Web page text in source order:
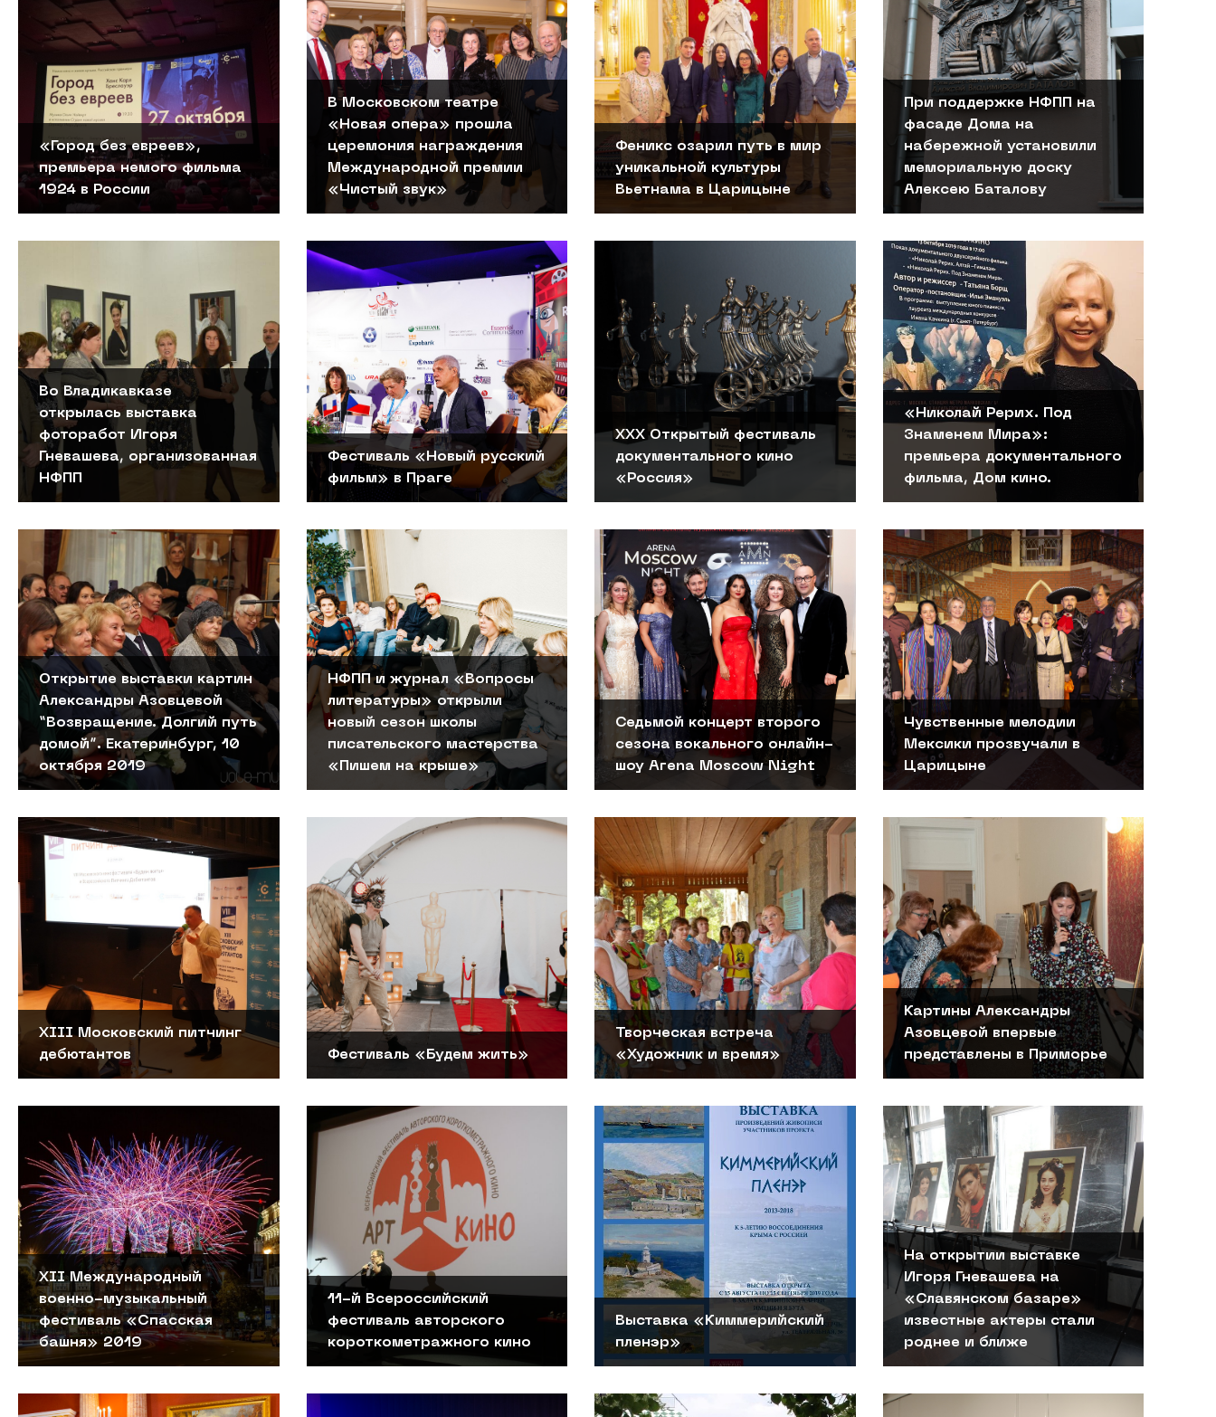
«Город без евреев»,
премьера немого фильма
1924 в России
В Московском театре
«Новая опера» прошла
церемония награждения
Международной премии
«Чистый звук»
Феникс озарил путь в мир
уникальной культуры
Вьетнама в Царицыне
При поддержке НФПП на
фасаде Дома на
набережной установили
мемориальную доску
Алексею Баталову
Во Владикавказе
открылась выставка
фоторабот Игоря
Гневашева, организованная
НФПП
Фестиваль «Новый русский
фильм» в Праге
ХХХ Открытый фестиваль
документального кино
«Россия»
«Николай Рерих. Под
Знаменем Мира»:
премьера документального
фильма, Дом кино.
Открытие выставки картин
Александры Азовцевой
“Возвращение. Долгий путь
домой”. Екатеринбург, 10
октября 2019
НФПП и журнал «Вопросы
литературы» открыли
новый сезон школы
писательского мастерства
«Пишем на крыше»
Седьмой концерт второго
сезона вокального онлайн-
шоу Arena Moscow Night
Чувственные мелодии
Мексики прозвучали в
Царицыне
ХIII Московский питчинг
дебютантов
Фестиваль «Будем жить»
Творческая встреча
«Художник и время»
Картины Александры
Азовцевой впервые
представлены в Приморье
XII Международный
военно-музыкальный
фестиваль «Спасская
башня» 2019
11-й Всероссийский
фестиваль авторского
короткометражного кино
Выставка «Киммерийский
пленэр»
На открытии выставке
Игоря Гневашева на
«Славянском базаре»
известные актеры стали
роднее и ближе